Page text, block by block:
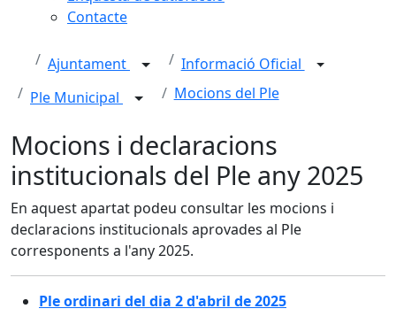
Contacte
Ajuntament
Informació Oficial
Ple Municipal
Mocions del Ple
Mocions i declaracions
institucionals del Ple any 2025
En aquest apartat podeu consultar les mocions i
declaracions institucionals aprovades al Ple
corresponents a l'any 2025.
Ple ordinari del dia 2 d'abril de 2025